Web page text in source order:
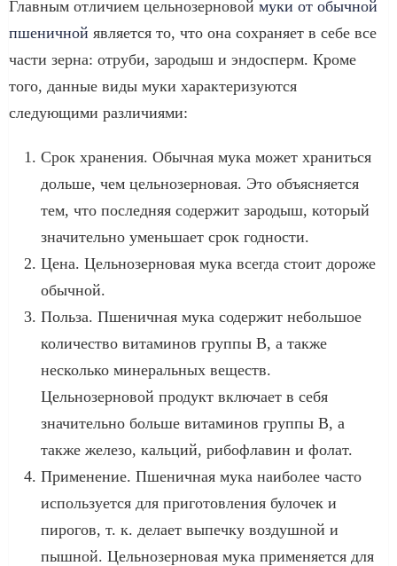
Главным отличием цельнозерновой муки от обычной
пшеничной является то, что она сохраняет в себе все
части зерна: отруби, зародыш и эндосперм. Кроме
того, данные виды муки характеризуются
следующими различиями:
Срок хранения. Обычная мука может храниться
дольше, чем цельнозерновая. Это объясняется
тем, что последняя содержит зародыш, который
значительно уменьшает срок годности.
Цена. Цельнозерновая мука всегда стоит дороже
обычной.
Польза. Пшеничная мука содержит небольшое
количество витаминов группы В, а также
несколько минеральных веществ.
Цельнозерновой продукт включает в себя
значительно больше витаминов группы В, а
также железо, кальций, рибофлавин и фолат.
Применение. Пшеничная мука наиболее часто
используется для приготовления булочек и
пирогов, т. к. делает выпечку воздушной и
пышной. Цельнозерновая мука применяется для